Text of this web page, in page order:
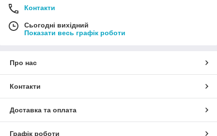
Контакти
Сьогодні вихідний
Показати весь графік роботи
Про нас
Контакти
Доставка та оплата
Графік роботи